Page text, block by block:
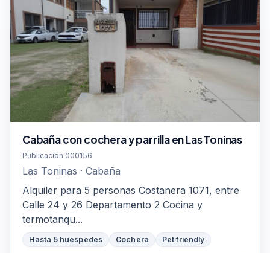
Cabaña con cochera y parrilla en Las Toninas
Publicación 000156
Las Toninas · Cabaña
Alquiler para 5 personas Costanera 1071, entre
Calle 24 y 26 Departamento 2 Cocina y
termotanqu...
Hasta 5 huéspedes Cochera Pet friendly